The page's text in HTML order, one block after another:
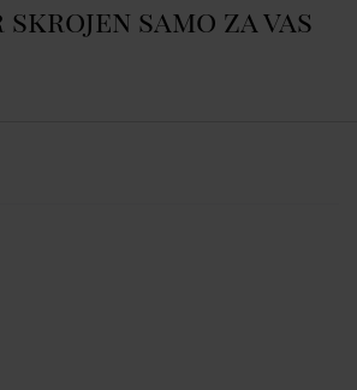
skrojen samo za vas